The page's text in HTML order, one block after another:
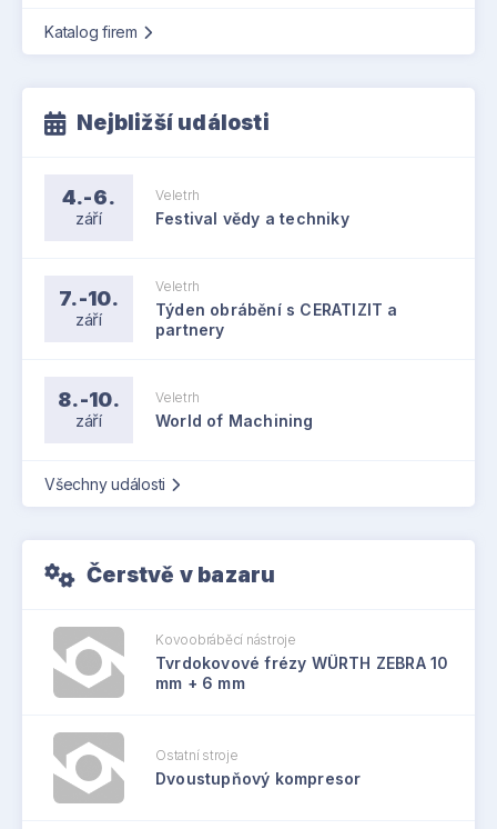
Katalog firem
Nejbližší události
4.-6.
září
Veletrh
Festival vědy a techniky
7.-10.
září
Veletrh
Týden obrábění s CERATIZIT a
partnery
8.-10.
září
Veletrh
World of Machining
Všechny události
Čerstvě v bazaru
Kovoobráběcí nástroje
Tvrdokovové frézy WÜRTH ZEBRA 10
mm + 6 mm
Ostatní stroje
Dvoustupňový kompresor